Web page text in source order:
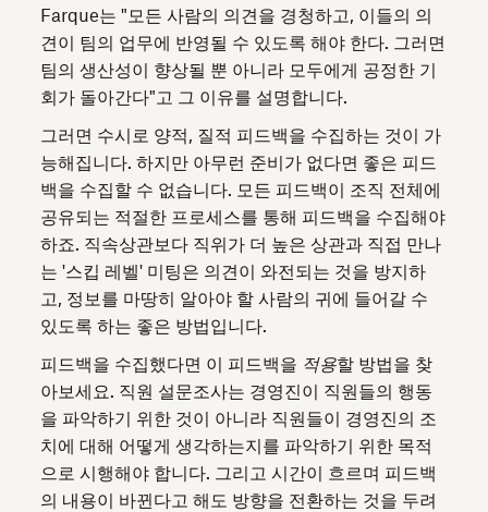
Farque는 "모든 사람의 의견을 경청하고, 이들의 의
견이 팀의 업무에 반영될 수 있도록 해야 한다. 그러면
팀의 생산성이 향상될 뿐 아니라 모두에게 공정한 기
회가 돌아간다"고 그 이유를 설명합니다.
그러면 수시로 양적, 질적 피드백을 수집하는 것이 가
능해집니다. 하지만 아무런 준비가 없다면 좋은 피드
백을 수집할 수 없습니다. 모든 피드백이 조직 전체에
공유되는 적절한 프로세스를 통해 피드백을 수집해야
하죠. 직속상관보다 직위가 더 높은 상관과 직접 만나
는 '스킵 레벨' 미팅은 의견이 와전되는 것을 방지하
고, 정보를 마땅히 알아야 할 사람의 귀에 들어갈 수
있도록 하는 좋은 방법입니다.
피드백을 수집했다면 이 피드백을 적용할 방법을 찾
아보세요. 직원 설문조사는 경영진이 직원들의 행동
을 파악하기 위한 것이 아니라 직원들이 경영진의 조
치에 대해 어떻게 생각하는지를 파악하기 위한 목적
으로 시행해야 합니다. 그리고 시간이 흐르며 피드백
의 내용이 바뀐다고 해도 방향을 전환하는 것을 두려